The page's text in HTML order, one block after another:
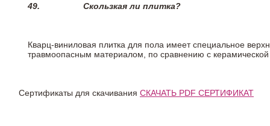
49. Скользкая ли плитка?
Кварц-виниловая плитка для пола имеет специальное
травмоопасным материалом, по сравнению с
Сертификаты для скачивания СКАЧАТЬ PDF СЕРТИФИКАТ